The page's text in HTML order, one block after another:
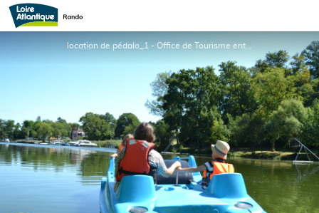
Location de pédalo sur le Canal